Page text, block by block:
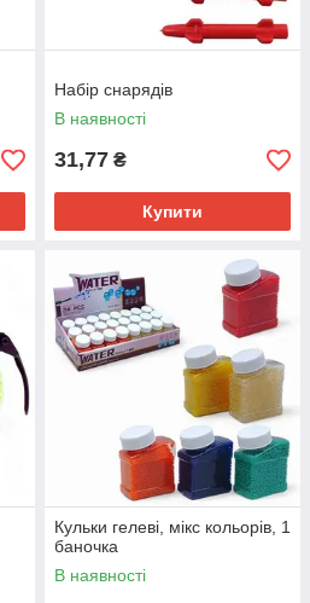
Набір снарядів
В наявності
31,77 ₴
Купити
Кульки гелеві, мікс кольорів, 1
баночка
В наявності